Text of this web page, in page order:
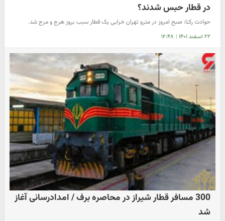
در قطار حبس شدند؟
حوادث رکنا: صبح امروز در مترو تهران خرابی یک قطار سبب بروز هرج و مرج شد.
۲۲ اسفند ۱۴۰۱ | ۱۲:۴۸
300 مسافر قطار شیراز در محاصره برف / امدادرسانی آغاز
شد